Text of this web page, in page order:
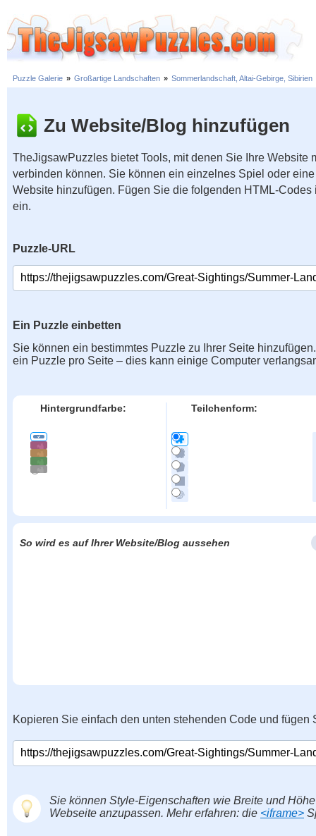
Puzzle Galerie » Großartige Landschaften » Sommerlandschaft, Altai-Gebirge, Sibirien
Zu Website/Blog hinzufügen
TheJigsawPuzzles bietet Tools, mit denen Sie Ihre Website
verbinden können. Sie können ein einzelnes Spiel oder
Website hinzufügen. Fügen Sie die folgenden HTML-
ein.
Puzzle-URL
Ein Puzzle einbetten
Sie können ein bestimmtes Puzzle zu Ihrer Seite
ein Puzzle pro Seite – dies kann einige Computer
Hintergrundfarbe: Teilchenform:
So wird es auf Ihrer Website/Blog aussehen
Kopieren Sie einfach den unten stehenden Code und fügen
Sie können Style-Eigenschaften wie Breite und
Webseite anzupassen. Mehr erfahren: die <iframe>